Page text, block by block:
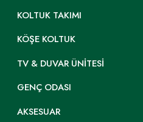
KOLTUK TAKIMI
KÖŞE KOLTUK
TV & DUVAR ÜNITESI
GENÇ ODASI
AKSESUAR